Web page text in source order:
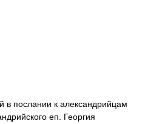
в послании к александрийцам
еп. Георгия